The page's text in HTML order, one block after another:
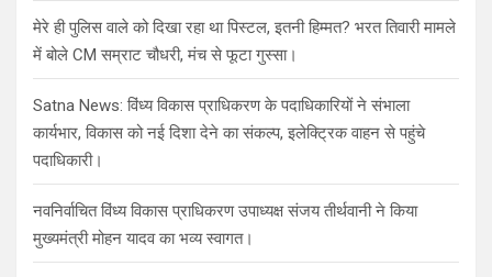
मेरे ही पुलिस वाले को दिखा रहा था पिस्टल, इतनी हिम्मत? भरत तिवारी मामले
में बोले CM सम्राट चौधरी, मंच से फूटा गुस्सा।
Satna News: विंध्य विकास प्राधिकरण के पदाधिकारियों ने संभाला
कार्यभार, विकास को नई दिशा देने का संकल्प, इलेक्ट्रिक वाहन से पहुंचे
पदाधिकारी।
नवनिर्वाचित विंध्य विकास प्राधिकरण उपाध्यक्ष संजय तीर्थवानी ने किया
मुख्यमंत्री मोहन यादव का भव्य स्वागत।